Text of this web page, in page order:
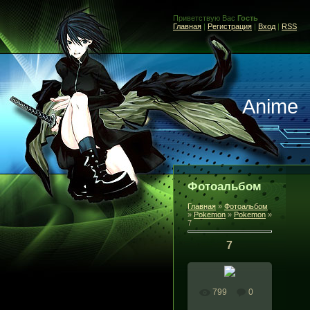
Приветствую Вас Гость
Главная | Регистрация | Вход | RSS
Anime
Фотоальбом
Главная » Фотоальбом
»Pokemon » Pokemon »
7
7
В реальном
799 0